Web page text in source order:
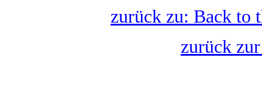
zurück zu: Back to
zurück